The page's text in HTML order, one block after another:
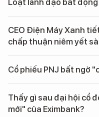
Loạt lãnh đạo bất
CEO Điện Máy Xanh
chấp thuận niêm yết
Cổ phiếu PNJ bất ngờ
Thấy gì sau đại hội cổ
mới" của Eximbank?